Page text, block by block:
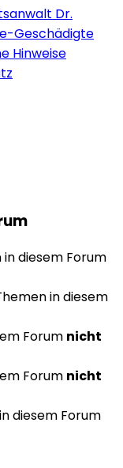
Dr.
Geschädigte
Hinweise
diesem Forum
in diesem
Forum nicht
Forum nicht
diesem Forum